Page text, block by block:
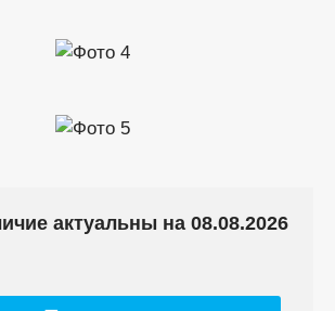
актуальны на 08.08.2026